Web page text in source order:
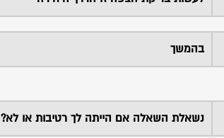
בהמשך
נשאלת השאלה אם הייתה לך רטיבות או לא?